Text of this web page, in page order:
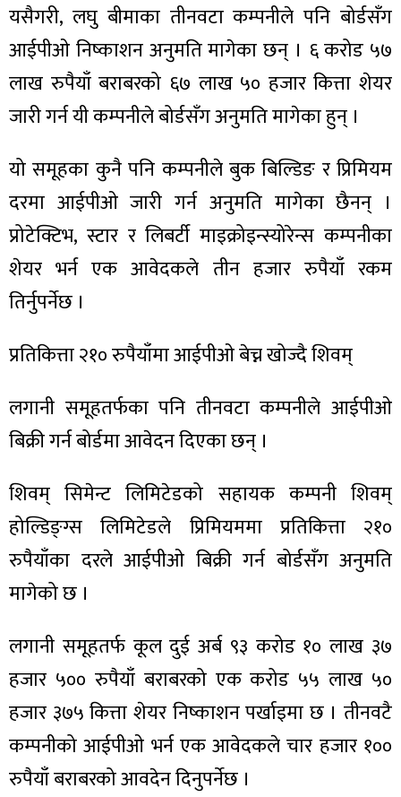
यसैगरी, लघु बीमाका तीनवटा कम्पनीले पनि बोर्डसँग
आईपीओ निष्काशन अनुमति मागेका छन् । ६ करोड ५७
लाख रुपैयाँ बराबरको ६७ लाख ५० हजार कित्ता शेयर
जारी गर्न यी कम्पनीले बोर्डसँग अनुमति मागेका हुन् ।
यो समूहका कुनै पनि कम्पनीले बुक बिल्डिङ र प्रिमियम
दरमा आईपीओ जारी गर्न अनुमति मागेका छैनन् ।
प्रोटेक्टिभ, स्टार र लिबर्टी माइक्रोइन्स्योरेन्स कम्पनीका
शेयर भर्न एक आवेदकले तीन हजार रुपैयाँ रकम
तिर्नुपर्नेछ ।
प्रतिकित्ता २१० रुपैयाँमा आईपीओ बेच्न खोज्दै शिवम्
लगानी समूहतर्फका पनि तीनवटा कम्पनीले आईपीओ
बिक्री गर्न बोर्डमा आवेदन दिएका छन् ।
शिवम् सिमेन्ट लिमिटेडको सहायक कम्पनी शिवम्
होल्डिङ्ग्स लिमिटेडले प्रिमियममा प्रतिकित्ता २१०
रुपैयाँका दरले आईपीओ बिक्री गर्न बोर्डसँग अनुमति
मागेको छ ।
लगानी समूहतर्फ कूल दुई अर्ब ९३ करोड १० लाख ३७
हजार ५०० रुपैयाँ बराबरको एक करोड ५५ लाख ५०
हजार ३७५ कित्ता शेयर निष्काशन पर्खाइमा छ । तीनवटै
कम्पनीको आईपीओ भर्न एक आवेदकले चार हजार १००
रुपैयाँ बराबरको आवदेन दिनुपर्नेछ ।